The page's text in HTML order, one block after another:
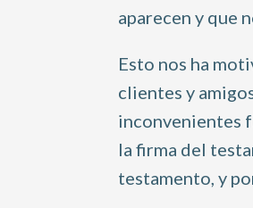
aparecen y que
Esto nos ha
clientes y
inconvenientes
la firma del
testamento, y